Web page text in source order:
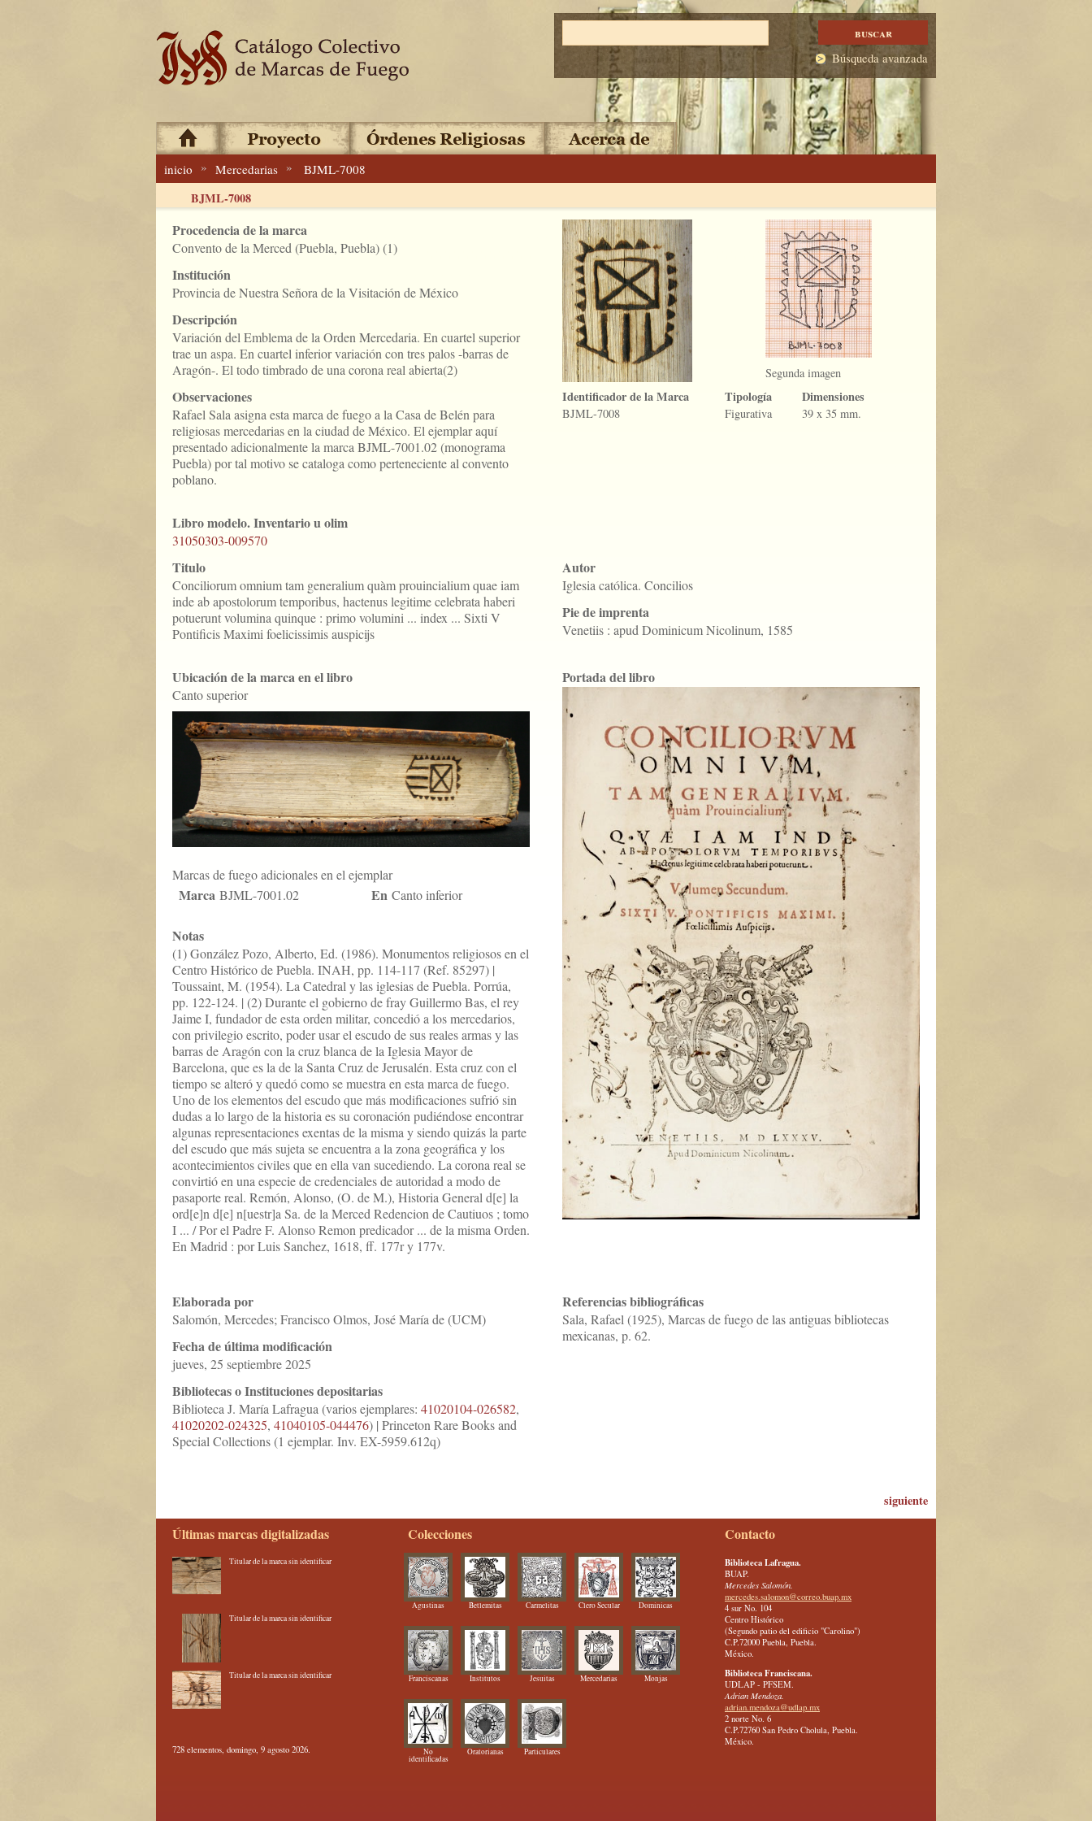
Búsqueda avanzada
inicio » Mercedarias » BJML-7008
BJML-7008
Procedencia de la marca
Convento de la Merced (Puebla, Puebla) (1)
Institución
Provincia de Nuestra Señora de la Visitación de México
Descripción
Variación del Emblema de la Orden Mercedaria. En cuartel superior
trae un aspa. En cuartel inferior variación con tres palos -barras de
Aragón-. El todo timbrado de una corona real abierta(2)
Observaciones
Rafael Sala asigna esta marca de fuego a la Casa de Belén para
religiosas mercedarias en la ciudad de México. El ejemplar aquí
presentado adicionalmente la marca BJML-7001.02 (monograma
Puebla) por tal motivo se cataloga como perteneciente al convento
poblano.
Segunda imagen
Identificador de la Marca
BJML-7008
Tipología
Figurativa
Dimensiones
39 x 35 mm.
Libro modelo. Inventario u olim
31050303-009570
Titulo
Conciliorum omnium tam generalium quàm prouincialium quae iam
inde ab apostolorum temporibus, hactenus legitime celebrata haberi
potuerunt volumina quinque : primo volumini ... index ... Sixti V
Pontificis Maximi foelicissimis auspicijs
Autor
Iglesia católica. Concilios
Pie de imprenta
Venetiis : apud Dominicum Nicolinum, 1585
Ubicación de la marca en el libro
Canto superior
Marcas de fuego adicionales en el ejemplar
Marca BJML-7001.02 En Canto inferior
Notas
(1) González Pozo, Alberto, Ed. (1986). Monumentos religiosos en el
Centro Histórico de Puebla. INAH, pp. 114-117 (Ref. 85297) |
Toussaint, M. (1954). La Catedral y las iglesias de Puebla. Porrúa,
pp. 122-124. | (2) Durante el gobierno de fray Guillermo Bas, el rey
Jaime I, fundador de esta orden militar, concedió a los mercedarios,
con privilegio escrito, poder usar el escudo de sus reales armas y las
barras de Aragón con la cruz blanca de la Iglesia Mayor de
Barcelona, que es la de la Santa Cruz de Jerusalén. Esta cruz con el
tiempo se alteró y quedó como se muestra en esta marca de fuego.
Uno de los elementos del escudo que más modificaciones sufrió sin
dudas a lo largo de la historia es su coronación pudiéndose encontrar
algunas representaciones exentas de la misma y siendo quizás la parte
del escudo que más sujeta se encuentra a la zona geográfica y los
acontecimientos civiles que en ella van sucediendo. La corona real se
convirtió en una especie de credenciales de autoridad a modo de
pasaporte real. Remón, Alonso, (O. de M.), Historia General d[e] la
ord[e]n d[e] n[uestr]a Sa. de la Merced Redencion de Cautiuos ; tomo
I ... / Por el Padre F. Alonso Remon predicador ... de la misma Orden.
En Madrid : por Luis Sanchez, 1618, ff. 177r y 177v.
Portada del libro
Elaborada por
Salomón, Mercedes; Francisco Olmos, José María de (UCM)
Fecha de última modificación
jueves, 25 septiembre 2025
Bibliotecas o Instituciones depositarias
Biblioteca J. María Lafragua (varios ejemplares: 41020104-026582,
41020202-024325, 41040105-044476) | Princeton Rare Books and
Special Collections (1 ejemplar. Inv. EX-5959.612q)
Referencias bibliográficas
Sala, Rafael (1925), Marcas de fuego de las antiguas bibliotecas
mexicanas, p. 62.
siguiente
Últimas marcas digitalizadas
Titular de la marca sin identificar
Titular de la marca sin identificar
Titular de la marca sin identificar
728 elementos, domingo, 9 agosto 2026.
Colecciones
Agustinas Betlemitas Carmelitas Clero Secular Dominicas
Franciscanas Institutos Jesuitas Mercedarias Monjas
No
identificadas
Oratorianas Particulares
Contacto
Biblioteca Lafragua.
BUAP.
Mercedes Salomón.
mercedes.salomon@correo.buap.mx
4 sur No. 104
Centro Histórico
(Segundo patio del edificio "Carolino")
C.P.72000 Puebla, Puebla.
México.
Biblioteca Franciscana.
UDLAP - PFSEM.
Adrian Mendoza.
adrian.mendoza@udlap.mx
2 norte No. 6
C.P.72760 San Pedro Cholula, Puebla.
México.